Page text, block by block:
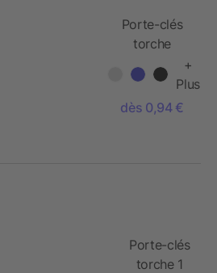
Porte-clés
torche
+
Plus
dès 0,94 €
Porte-clés
torche 1